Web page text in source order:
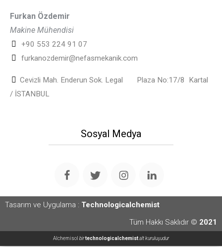
Furkan Özdemir
Makine Mühendisi
+90 553 224 91 07
furkanozdemir@nefasmekanik.com
Cevizli Mah. Enderun Sok. Legal Plaza No:17/8 Kartal
/ İSTANBUL
Sosyal Medya
Tasarım ve Uygulama : Technologicalchemist
Tüm Hakkı Saklıdır © 2021
Alchemisol birtechnologicalchemistalt kuruluşudur